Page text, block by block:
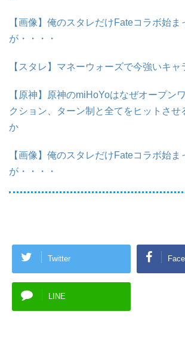
【画像】俺のスタレだけFateコラボ始ま
が・・・・
【スタレ】マネーウォーズで今強いキャ
【原神】原神のmiHoYoはなぜオープン
クション、ターン制と全てをヒットさせ
か
【画像】俺のスタレだけFateコラボ始ま
が・・・・
Twitter
LINE